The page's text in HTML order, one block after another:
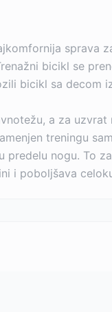
bicikl se
bicikl sa decom
a za
treningu
predelu nogu. To
i poboljšava